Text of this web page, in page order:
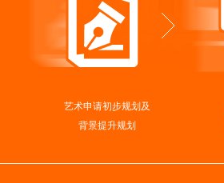
艺术申请初步规划及
背景提升规划